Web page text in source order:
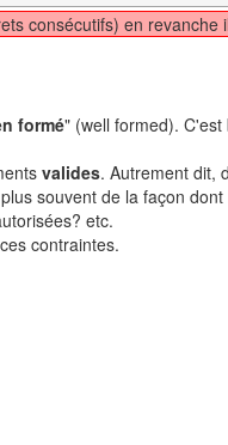
consécutifs) en
formé" (well formed).
valides. Autrement dit,
souvent de la façon
etc.
contraintes.